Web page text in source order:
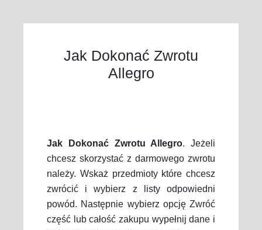
Jak Dokonać Zwrotu
Allegro
Jak Dokonać Zwrotu Allegro. Jeżeli
chcesz skorzystać z darmowego zwrotu
należy. Wskaż przedmioty które chcesz
zwrócić i wybierz z listy odpowiedni
powód. Następnie wybierz opcję Zwróć
część lub całość zakupu wypełnij dane i